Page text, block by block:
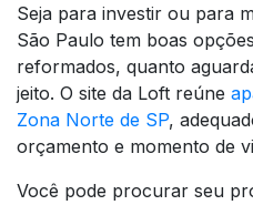
Seja para investir ou para
São Paulo tem boas
reformados, quanto
jeito. O site da Loft reúne
Zona Norte de SP,
orçamento e momento de
Você pode procurar seu